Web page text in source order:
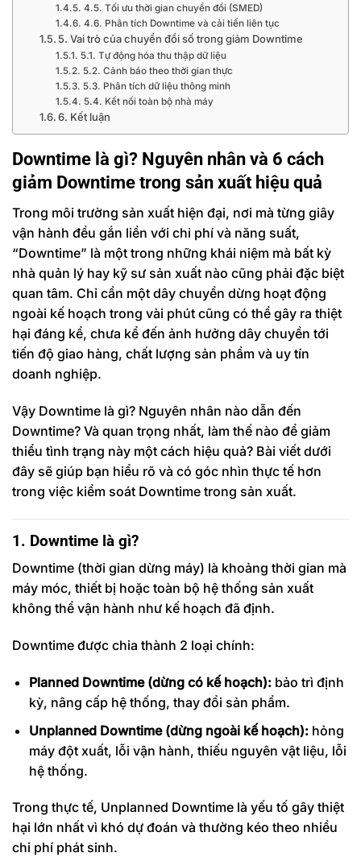
4.5. Tối ưu thời gian chuyển đổi (SMED)
4.6. Phân tích Downtime và cải tiến liên tục
5. Vai trò của chuyển đổi số trong giảm Downtime
5.1. Tự động hóa thu thập dữ liệu
5.2. Cảnh báo theo thời gian thực
5.3. Phân tích dữ liệu thông minh
5.4. Kết nối toàn bộ nhà máy
6. Kết luận
Downtime là gì? Nguyên nhân và 6 cách
giảm Downtime trong sản xuất hiệu quả
Trong môi trường sản xuất hiện đại, nơi mà từng giây
vận hành đều gắn liền với chi phí và năng suất,
“Downtime” là một trong những khái niệm mà bất kỳ
nhà quản lý hay kỹ sư sản xuất nào cũng phải đặc biệt
quan tâm. Chỉ cần một dây chuyền dừng hoạt động
ngoài kế hoạch trong vài phút cũng có thể gây ra thiệt
hại đáng kể, chưa kể đến ảnh hưởng dây chuyền tới
tiến độ giao hàng, chất lượng sản phẩm và uy tín
doanh nghiệp.
Vậy Downtime là gì? Nguyên nhân nào dẫn đến
Downtime? Và quan trọng nhất, làm thế nào để giảm
thiểu tình trạng này một cách hiệu quả? Bài viết dưới
đây sẽ giúp bạn hiểu rõ và có góc nhìn thực tế hơn
trong việc kiểm soát Downtime trong sản xuất.
1. Downtime là gì?
Downtime (thời gian dừng máy) là khoảng thời gian mà
máy móc, thiết bị hoặc toàn bộ hệ thống sản xuất
không thể vận hành như kế hoạch đã định.
Downtime được chia thành 2 loại chính:
Planned Downtime (dừng có kế hoạch):bảo trì định
kỳ, nâng cấp hệ thống, thay đổi sản phẩm.
Unplanned Downtime (dừng ngoài kế hoạch):hỏng
máy đột xuất, lỗi vận hành, thiếu nguyên vật liệu, lỗi
hệ thống.
Trong thực tế, Unplanned Downtime là yếu tố gây thiệt
hại lớn nhất vì khó dự đoán và thường kéo theo nhiều
chi phí phát sinh.